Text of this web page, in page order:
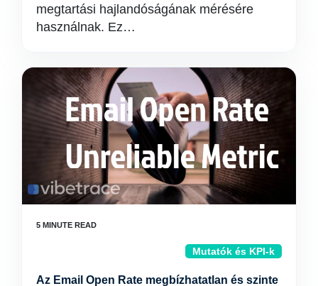
megtartási hajlandóságának mérésére
használnak. Ez…
Mutatók és KPI-k
Az Email Open Rate megbízhatatlan és szinte